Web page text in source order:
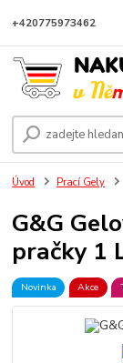
+420775973462
Úvod Prací Gely
G&G
pračky 1
Novinka Akce